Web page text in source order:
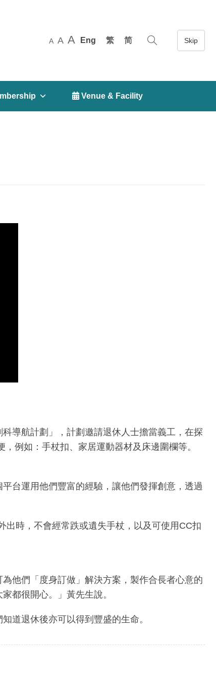
A A A Eng 繁 简
 Venue & Facility
導航計劃」，計劃邀請退休人士擔當義工，在探
例如：手杖扣、家居運動器材及床邊圍欄等。
台運用他們豐富的經驗，讓他們發揮創意，透過
時，不會經常跌或遺失手杖，以及可使用CC扣
他們「度身訂做」解決方案，製作合長者心意的
都很開心。」黃先生說。
道退休後亦可以得到豐盛的生命。